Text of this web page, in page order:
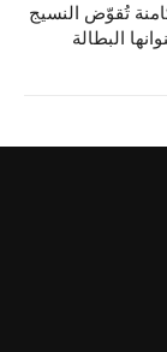
تُقوّض النسيج
البطالة